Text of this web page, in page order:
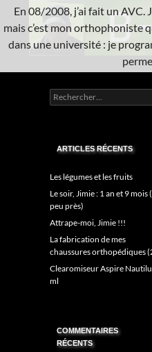
Aller
au
contenu
L'A.V.C.
Informatique système
Rechercher :
ARTICLES RÉCENTS
Les légumes et les fruits
Le soir, Jimie : 1 an et 9 mois
peu près)
Attrape-moi, Jimie !!!
La fabrication de mes
chaussures orthopédiques
Clearomiseur Aspire
ml
COMMENTAIRES
RÉCENTS
En 08/2008, j’ai fait un AVC.
mais c’est mon orthophoniste
dans une université : je